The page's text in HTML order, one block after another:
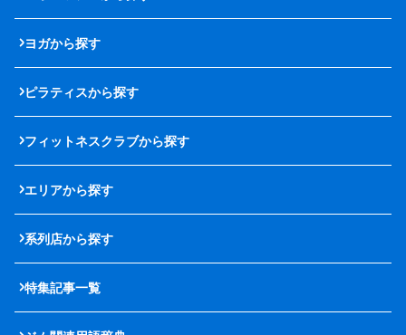
ヨガから探す
ピラティスから探す
フィットネスクラブから探す
エリアから探す
系列店から探す
特集記事一覧